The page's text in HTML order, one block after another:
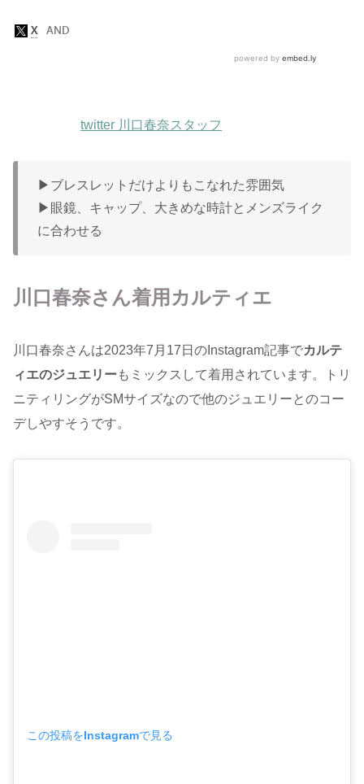
twitter 川口春奈スタッフ
▶︎ブレスレットだけよりもこなれた雰囲気
▶︎眼鏡、キャップ、大きめな時計とメンズライク
に合わせる
川口春奈さん着用カルティエ
川口春奈さんは2023年7月17日のInstagram記事でカルテ
ィエのジュエリーもミックスして着用されています。トリ
ニティリングがSMサイズなので他のジュエリーとのコー
デしやすそうです。
この投稿をInstagramで見る